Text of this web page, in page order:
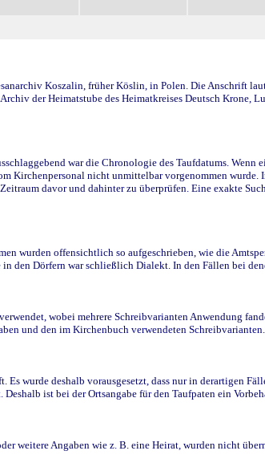
Koszalin, früher Köslin, in Polen. Die Anschrift
der Heimatstube des Heimatkreises Deutsch
war die Chronologie des Taufdatums.
Kirchenpersonal nicht unmittelbar vorgenommen
davor und dahinter zu überprüfen. Eine exakte
wurden offensichtlich so aufgeschrieben, wie die
den Dörfern war schließlich Dialekt. In den Fällen bei
wobei mehrere Schreibvarianten Anwendung
und den im Kirchenbuch verwendeten Schreibvarianten.
wurde deshalb vorausgesetzt, dass nur in derartigen
ist bei der Ortsangabe für den Taufpaten ein
weitere Angaben wie z. B. eine Heirat, wurden nicht